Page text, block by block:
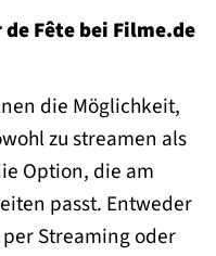
de Fête bei Filme.de
die Möglichkeit,
zu streamen als
Option, die am
passt. Entweder
Streaming oder